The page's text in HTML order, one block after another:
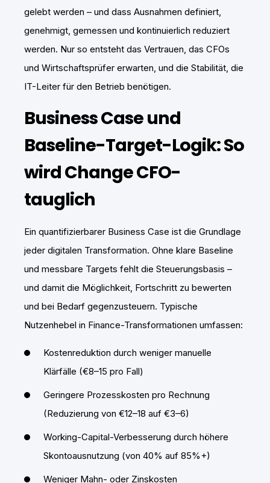
gelebt werden – und dass Ausnahmen definiert,
genehmigt, gemessen und kontinuierlich reduziert
werden. Nur so entsteht das Vertrauen, das CFOs
und Wirtschaftsprüfer erwarten, und die Stabilität, die
IT-Leiter für den Betrieb benötigen.
Business Case und
Baseline-Target-Logik: So
wird Change CFO-
tauglich
Ein quantifizierbarer Business Case ist die Grundlage
jeder digitalen Transformation. Ohne klare Baseline
und messbare Targets fehlt die Steuerungsbasis –
und damit die Möglichkeit, Fortschritt zu bewerten
und bei Bedarf gegenzusteuern. Typische
Nutzenhebel in Finance-Transformationen umfassen:
Kostenreduktion durch weniger manuelle
Klärfälle (€8–15 pro Fall)
Geringere Prozesskosten pro Rechnung
(Reduzierung von €12–18 auf €3–6)
Working-Capital-Verbesserung durch höhere
Skontoausnutzung (von 40% auf 85%+)
Weniger Mahn- oder Zinskosten